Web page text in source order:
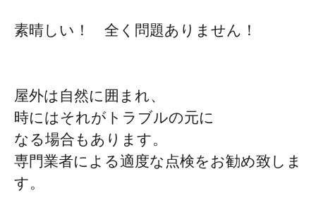
素晴しい！ 全く問題ありません！
屋外は自然に囲まれ、
時にはそれがトラブルの元に
なる場合もあります。
専門業者による適度な点検をお勧め致しま
す。